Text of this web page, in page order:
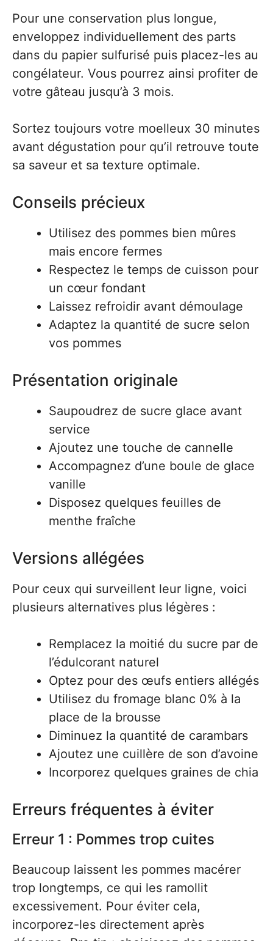
Pour une conservation plus longue,
enveloppez individuellement des parts
dans du papier sulfurisé puis placez-les au
congélateur. Vous pourrez ainsi profiter de
votre gâteau jusqu’à 3 mois.
Sortez toujours votre moelleux 30 minutes
avant dégustation pour qu’il retrouve toute
sa saveur et sa texture optimale.
Conseils précieux
Utilisez des pommes bien mûres
mais encore fermes
Respectez le temps de cuisson pour
un cœur fondant
Laissez refroidir avant démoulage
Adaptez la quantité de sucre selon
vos pommes
Présentation originale
Saupoudrez de sucre glace avant
service
Ajoutez une touche de cannelle
Accompagnez d’une boule de glace
vanille
Disposez quelques feuilles de
menthe fraîche
Versions allégées
Pour ceux qui surveillent leur ligne, voici
plusieurs alternatives plus légères :
Remplacez la moitié du sucre par de
l’édulcorant naturel
Optez pour des œufs entiers allégés
Utilisez du fromage blanc 0% à la
place de la brousse
Diminuez la quantité de carambars
Ajoutez une cuillère de son d’avoine
Incorporez quelques graines de chia
Erreurs fréquentes à éviter
Erreur 1 : Pommes trop cuites
Beaucoup laissent les pommes macérer
trop longtemps, ce qui les ramollit
excessivement. Pour éviter cela,
incorporez-les directement après